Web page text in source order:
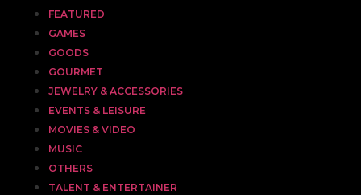
FEATURED
GAMES
GOODS
GOURMET
JEWELRY & ACCESSORIES
EVENTS & LEISURE
MOVIES & VIDEO
MUSIC
OTHERS
TALENT & ENTERTAINER